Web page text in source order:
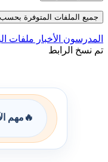
جميع الملفات المتوفرة بحسب
المدرسون الأخبار ملفات
تم نسخ الرابط
🔥 مهم